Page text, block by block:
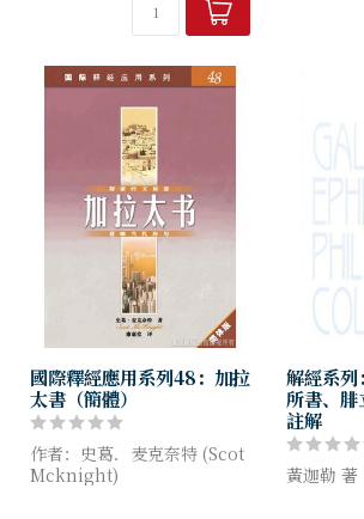
究開啟了
俄利根
國際釋經應用系列48：加拉
太書（簡體）
作者：史葛．麦克奈特 (Scot
Mcknight)
解經系列
所書、
註解
黃迦勒 著